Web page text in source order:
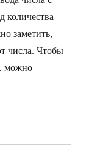
количества
заметить,
числа. Чтобы
можно